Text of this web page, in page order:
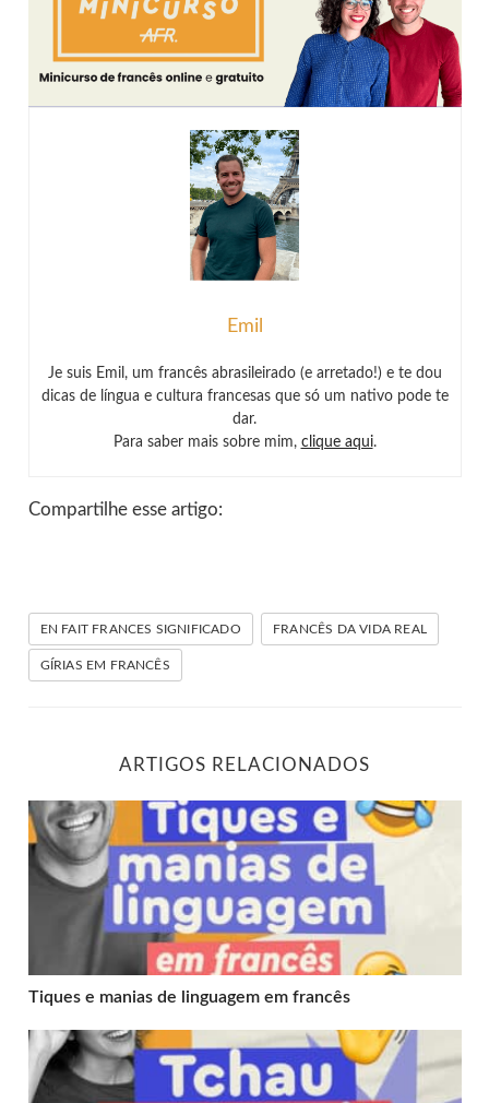
Emil
Je suis Emil, um francês abrasileirado (e arretado!) e te dou
dicas de língua e cultura francesas que só um nativo pode te
dar.
Para saber mais sobre mim, clique aqui.
Compartilhe esse artigo:
EN FAIT FRANCES SIGNIFICADO FRANCÊS DA VIDA REAL
GÍRIAS EM FRANCÊS
ARTIGOS RELACIONADOS
Tiques e manias de linguagem em francês
Tiques e manias de linguagem em francês
Tchau em francês: saiba como falar